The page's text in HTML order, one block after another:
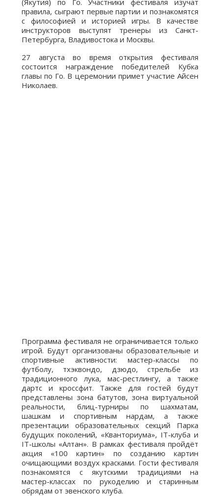
(Якутия) по Го. Участники фестиваля изучат
правила, сыграют первые партии и познакомятся
с философией и историей игры. В качестве
инструкторов выступят тренеры из Санкт-
Петербурга, Владивостока и Москвы.
27 августа во время открытия фестиваля
состоится награждение победителей Кубка
главы по Го. В церемонии примет участие Айсен
Николаев.
Программа фестиваля не ограничивается только
игрой. Будут организованы образовательные и
спортивные активности: мастер-классы по
футболу, тхэквондо, дзюдо, стрельбе из
традиционного лука, мас-рестлингу, а также
дартс и кроссфит. Также для гостей будут
представлены зона батутов, зона виртуальной
реальности, блиц-турниры по шахматам,
шашкам и спортивным нардам, а также
презентации образовательных секций Парка
будущих поколений, «Кванториума», IT-клуба и
IT-школы «Алтан». В рамках фестиваля пройдёт
акция «100 картин» по созданию картин
очищающими воздух красками. Гости фестиваля
познакомятся с якутскими традициями на
мастер-классах по рукоделию и старинным
обрядам от эвенского клуба.